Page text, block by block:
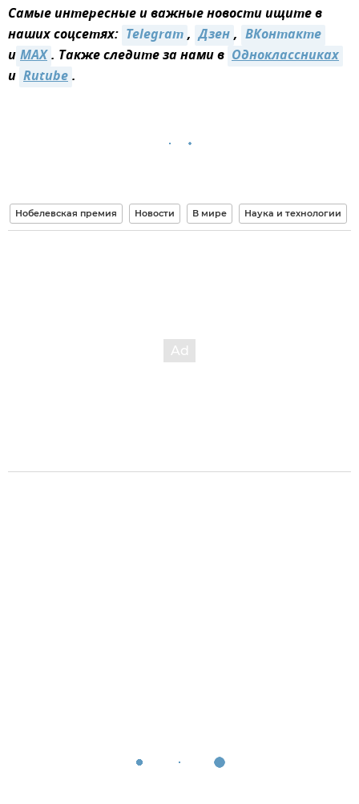
Самые интересные и важные новости ищите в
наших соцсетях: Telegram, Дзен, ВКонтакте
иMAX. Также следите за нами в Одноклассниках
и Rutube.
Нобелевская премия Новости В мире Наука и технологии